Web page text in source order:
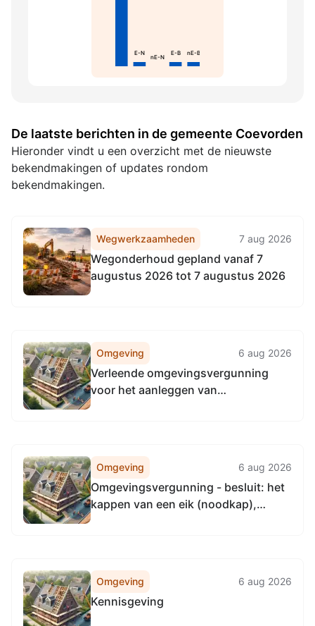
E-N
nE-N
E-B nE-B
De laatste berichten in de gemeente Coevorden
Hieronder vindt u een overzicht met de nieuwste
bekendmakingen of updates rondom
bekendmakingen.
Wegwerkzaamheden 7 aug 2026
Wegonderhoud gepland vanaf 7
augustus 2026 tot 7 augustus 2026
Omgeving 6 aug 2026
Verleende omgevingsvergunning
voor het aanleggen van
Omgeving 6 aug 2026
Omgevingsvergunning - besluit: het
kappen van een eik (noodkap),
Omgeving 6 aug 2026
Kennisgeving